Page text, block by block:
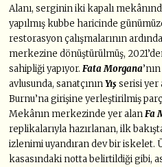
Alanı, serginin iki kapalı
yapılmış kubbe haricinde
restorasyon çalışmalarının
merkezine dönüştürülmüş,
sahipliği yapıyor.Fata Morgana
avlusunda, sanatçınınYış serisi yer
Burnu’na girişine yerleştirilmiş
Mekânın merkezinde yer alanFa
replikalarıyla hazırlanan, ilk
izlenimi uyandıran dev bir iskelet.
kasasındaki notta belirtildiği gibi,